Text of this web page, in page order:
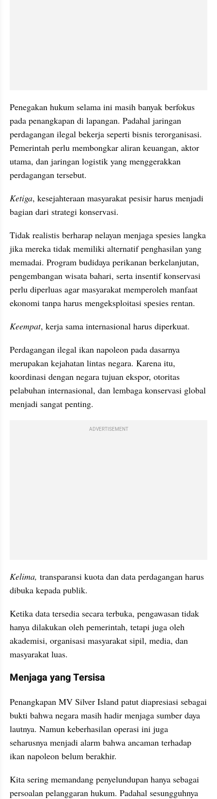
Penegakan hukum selama ini masih banyak berfokus
pada penangkapan di lapangan. Padahal jaringan
perdagangan ilegal bekerja seperti bisnis terorganisasi.
Pemerintah perlu membongkar aliran keuangan, aktor
utama, dan jaringan logistik yang menggerakkan
perdagangan tersebut.
Ketiga, kesejahteraan masyarakat pesisir harus menjadi
bagian dari strategi konservasi.
Tidak realistis berharap nelayan menjaga spesies langka
jika mereka tidak memiliki alternatif penghasilan yang
memadai. Program budidaya perikanan berkelanjutan,
pengembangan wisata bahari, serta insentif konservasi
perlu diperluas agar masyarakat memperoleh manfaat
ekonomi tanpa harus mengeksploitasi spesies rentan.
Keempat, kerja sama internasional harus diperkuat.
Perdagangan ilegal ikan napoleon pada dasarnya
merupakan kejahatan lintas negara. Karena itu,
koordinasi dengan negara tujuan ekspor, otoritas
pelabuhan internasional, dan lembaga konservasi global
menjadi sangat penting.
ADVERTISEMENT
Kelima, transparansi kuota dan data perdagangan harus
dibuka kepada publik.
Ketika data tersedia secara terbuka, pengawasan tidak
hanya dilakukan oleh pemerintah, tetapi juga oleh
akademisi, organisasi masyarakat sipil, media, dan
masyarakat luas.
Menjaga yang Tersisa
Penangkapan MV Silver Island patut diapresiasi sebagai
bukti bahwa negara masih hadir menjaga sumber daya
lautnya. Namun keberhasilan operasi ini juga
seharusnya menjadi alarm bahwa ancaman terhadap
ikan napoleon belum berakhir.
Kita sering memandang penyelundupan hanya sebagai
persoalan pelanggaran hukum. Padahal sesungguhnya